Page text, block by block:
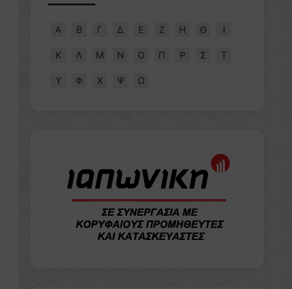
Α Β Γ Δ Ε Ζ Η Θ Ι
Κ Λ Μ Ν Ο Π Ρ Σ Τ
Υ Φ Χ Ψ Ω